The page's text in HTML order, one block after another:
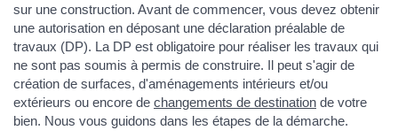
sur une construction. Avant de commencer, vous devez obtenir
une autorisation en déposant une déclaration préalable de
travaux (DP). La DP est obligatoire pour réaliser les travaux qui
ne sont pas soumis à permis de construire. Il peut s'agir de
création de surfaces, d'aménagements intérieurs et/ou
extérieurs ou encore de changements de destination de votre
bien. Nous vous guidons dans les étapes de la démarche.